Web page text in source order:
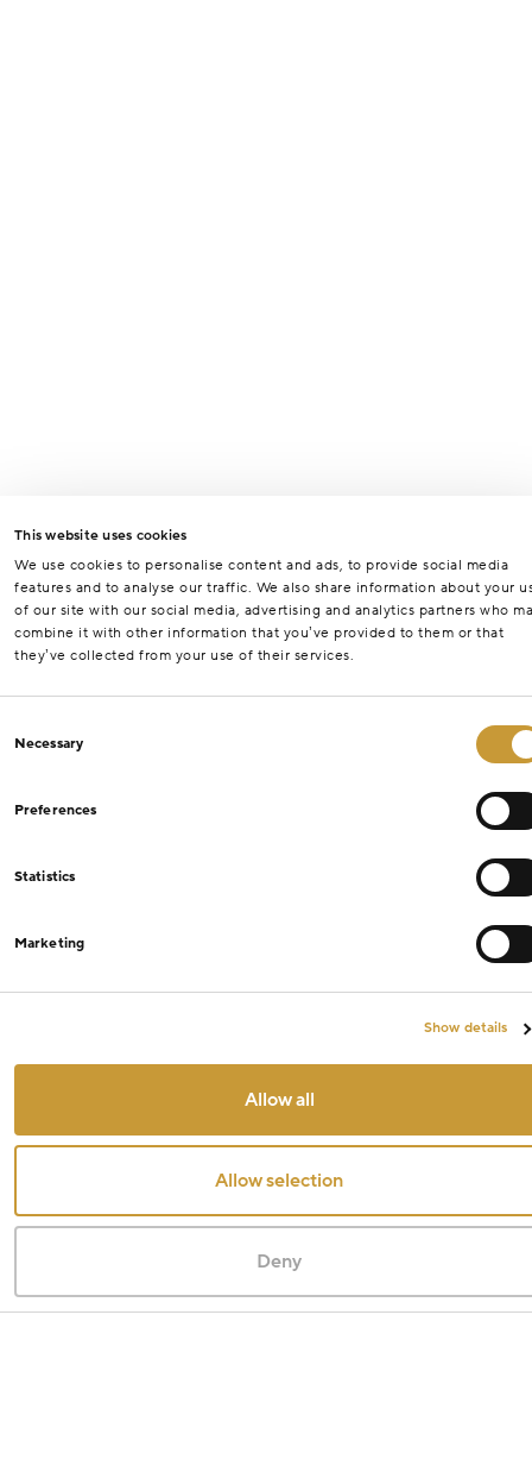
This website uses cookies
We use cookies to personalise content and ads, to provide social media
features and to analyse our traffic. We also share information about your
of our site with our social media, advertising and analytics partners who
combine it with other information that you’ve provided to them or that
they’ve collected from your use of their services.
Selection
Necessary
Preferences
Statistics
Marketing
Show details
Allow all
Allow selection
Deny
Cena
Od Kč Do Kč